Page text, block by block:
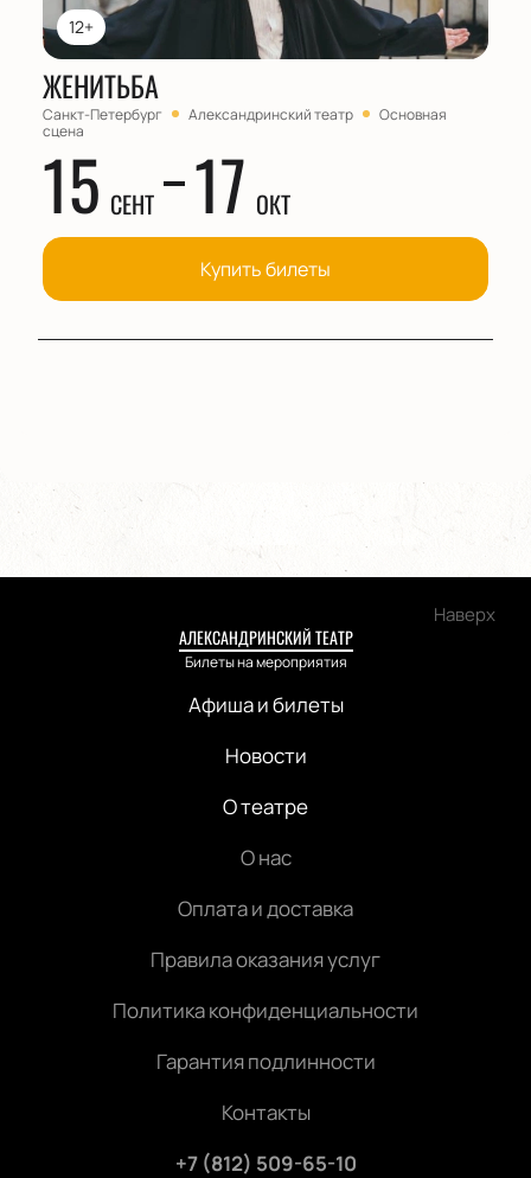
12+
ЖЕНИТЬБА
Санкт-Петербург Александринский театр
Основная
сцена
15 СЕНТ 17 ОКТ
Купить билеты
Наверх
АЛЕКСАНДРИНСКИЙ ТЕАТР
Билеты на мероприятия
Афиша и билеты
Новости
О театре
О нас
Оплата и доставка
Правила оказания услуг
Политика конфиденциальности
Гарантия подлинности
Контакты
+7 (812) 509-65-10